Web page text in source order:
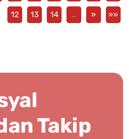
12 13 14 … » »»
Takip